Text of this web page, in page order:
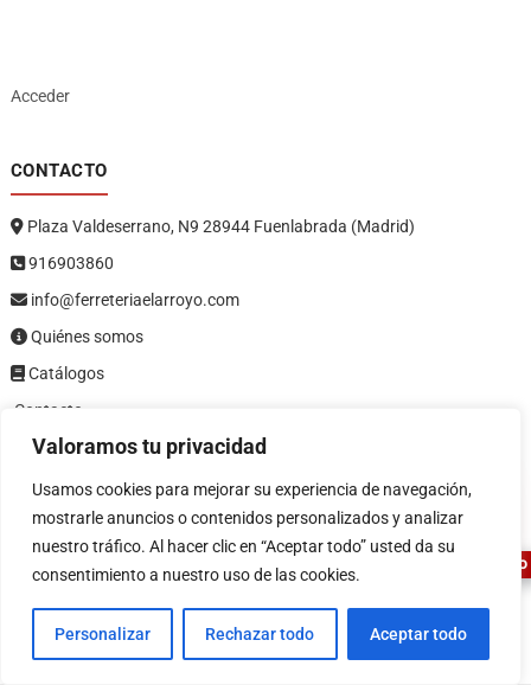
Valoramos tu privacidad
Usamos cookies para mejorar su experiencia de navegación,
mostrarle anuncios o contenidos personalizados y analizar
nuestro tráfico. Al hacer clic en “Aceptar todo” usted da su
consentimiento a nuestro uso de las cookies.
Personalizar Rechazar todo Aceptar todo
Acceder
CONTACTO
Plaza Valdeserrano, N9 28944 Fuenlabrada (Madrid)
916903860
info@ferreteriaelarroyo.com
Quiénes somos
Catálogos
Contacto
LEGAL
Política de privacidad
Política de devoluciones y reembolsos
Aviso legal
ASESOR FERRETERO